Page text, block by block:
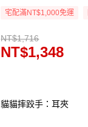
宅配滿NT$1,000免運
NT$1,716
NT$1,348
貓貓摔跤手：耳夾